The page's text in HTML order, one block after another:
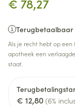
Terugbetaalbaar
Als je recht hebt op
apotheek een
staat.
€ 12,80 (6%